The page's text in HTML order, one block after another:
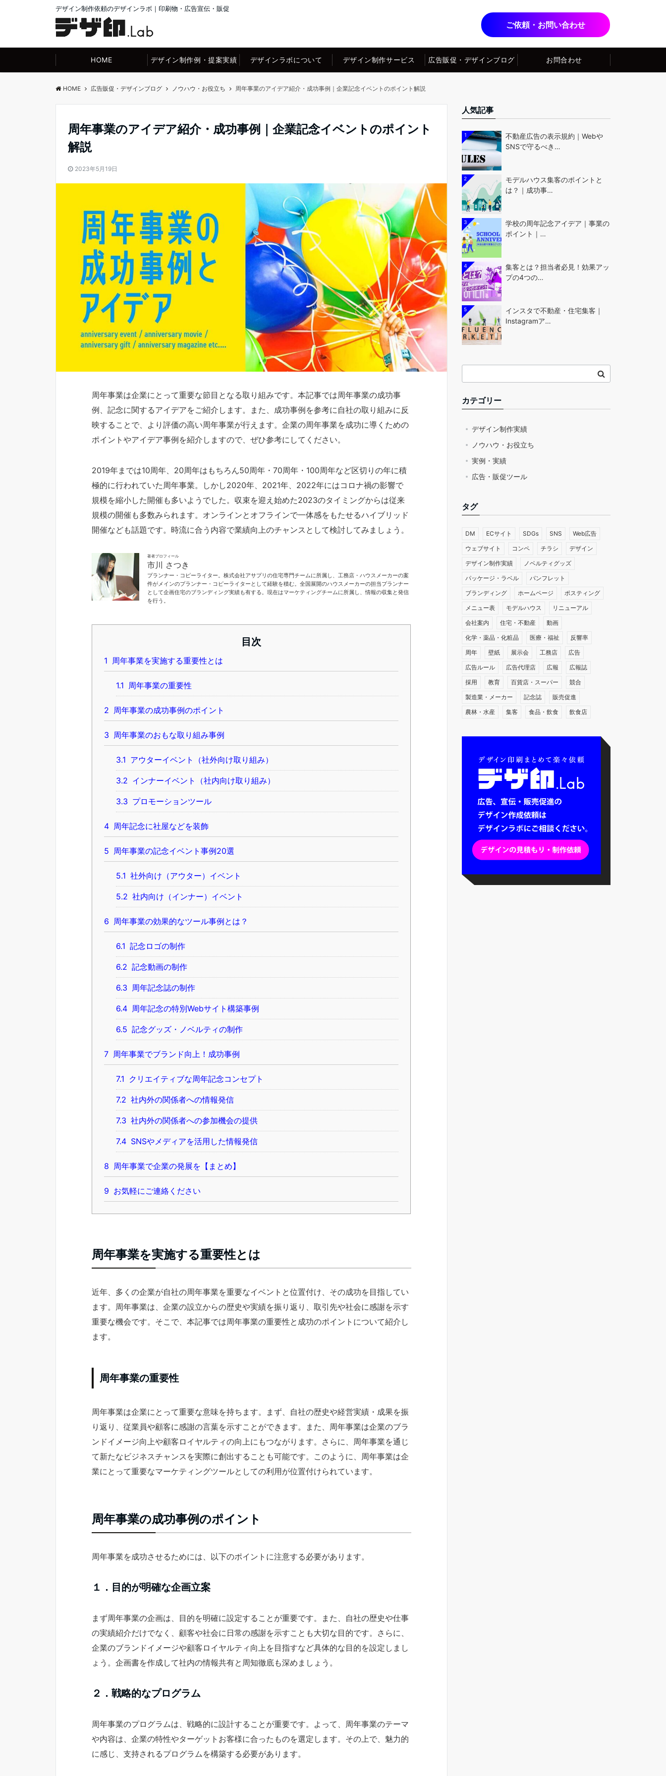
デザイン制作依頼のデザインラボ｜印刷物・広告宣伝・販促
ご依頼・お問い合わせ
HOME デザイン制作例・提案実績 デザインラボについて デザイン制作サービス 広告販促・デザインブログ お問合わせ
HOME 広告販促・デザインブログ ノウハウ・お役立ち 周年事業のアイデア紹介・成功事例｜企業記念イベントのポイント解説
周年事業のアイデア紹介・成功事例｜企業記念イベントのポイント
解説
2023年5月19日
周年事業は企業にとって重要な節目となる取り組みです。本記事では周年事業の成功事
例、記念に関するアイデアをご紹介します。また、成功事例を参考に自社の取り組みに反
映することで、より評価の高い周年事業が行えます。企業の周年事業を成功に導くための
ポイントやアイデア事例を紹介しますので、ぜひ参考にしてください。
2019年までは10周年、20周年はもちろん50周年・70周年・100周年など区切りの年に積
極的に行われていた周年事業。しかし2020年、2021年、2022年にはコロナ禍の影響で
規模を縮小した開催も多いようでした。収束を迎え始めた2023のタイミングからは従来
規模の開催も多数みられます。オンラインとオフラインで一体感をもたせるハイブリッド
開催なども話題です。時流に合う内容で業績向上のチャンスとして検討してみましょう。
著者プロフィール
市川 さつき
プランナー・コピーライター。株式会社アサプリの住宅専門チームに所属し、工務店・ハウスメーカーの案
件がメインのプランナー・コピーライターとして経験を積む。全国展開のハウスメーカーの担当プランナー
として企画住宅のブランディング実績も有する。現在はマーケティングチームに所属し、情報の収集と発信
を行う。
目次
1 周年事業を実施する重要性とは
1.1 周年事業の重要性
2 周年事業の成功事例のポイント
3 周年事業のおもな取り組み事例
3.1 アウターイベント（社外向け取り組み）
3.2 インナーイベント（社内向け取り組み）
3.3 プロモーションツール
4 周年記念に社屋などを装飾
5 周年事業の記念イベント事例20選
5.1 社外向け（アウター）イベント
5.2 社内向け（インナー）イベント
6 周年事業の効果的なツール事例とは？
6.1 記念ロゴの制作
6.2 記念動画の制作
6.3 周年記念誌の制作
6.4 周年記念の特別Webサイト構築事例
6.5 記念グッズ・ノベルティの制作
7 周年事業でブランド向上！成功事例
7.1 クリエイティブな周年記念コンセプト
7.2 社内外の関係者への情報発信
7.3 社内外の関係者への参加機会の提供
7.4 SNSやメディアを活用した情報発信
8 周年事業で企業の発展を【まとめ】
9 お気軽にご連絡ください
周年事業を実施する重要性とは
近年、多くの企業が自社の周年事業を重要なイベントと位置付け、その成功を目指してい
ます。周年事業は、企業の設立からの歴史や実績を振り返り、取引先や社会に感謝を示す
重要な機会です。そこで、本記事では周年事業の重要性と成功のポイントについて紹介し
ます。
周年事業の重要性
周年事業は企業にとって重要な意味を持ちます。まず、自社の歴史や経営実績・成果を振
り返り、従業員や顧客に感謝の言葉を示すことができます。また、周年事業は企業のブラ
ンドイメージ向上や顧客ロイヤルティの向上にもつながります。さらに、周年事業を通じ
て新たなビジネスチャンスを実際に創出することも可能です。このように、周年事業は企
業にとって重要なマーケティングツールとしての利用が位置付けられています。
周年事業の成功事例のポイント
周年事業を成功させるためには、以下のポイントに注意する必要があります。
１．目的が明確な企画立案
まず周年事業の企画は、目的を明確に設定することが重要です。また、自社の歴史や仕事
の実績紹介だけでなく、顧客や社会に日常の感謝を示すことも大切な目的です。さらに、
企業のブランドイメージや顧客ロイヤルティ向上を目指すなど具体的な目的を設定しまし
ょう。企画書を作成して社内の情報共有と周知徹底も深めましょう。
２．戦略的なプログラム
周年事業のプログラムは、戦略的に設計することが重要です。よって、周年事業のテーマ
や内容は、企業の特性やターゲットお客様に合ったものを選定します。その上で、魅力的
に感じ、支持されるプログラムを構築する必要があります。
人気記事
1
不動産広告の表示規約｜Webや
SNSで守るべき…
2
モデルハウス集客のポイントと
は？｜成功事…
3
学校の周年記念アイデア｜事業の
ポイント｜…
4
集客とは？担当者必見！効果アッ
プの4つの…
5
インスタで不動産・住宅集客｜
Instagramア…
カテゴリー
デザイン制作実績
ノウハウ・お役立ち
実例・実績
広告・販促ツール
タグ
DM ECサイト SDGs SNS
Web広告
ウェブサイト
コンペ チラシ
デザイン
デザイン制作実績
ノベルティグッズ
パッケージ・ラベル
パンフレット
ブランディング
ホームページ
ポスティング
メニュー表
モデルハウス
リニューアル
会社案内
住宅・不動産
動画
化学・薬品・化粧品
医療・福祉
反響率
周年
壁紙 展示会 工務店
広告
広告ルール
広告代理店 広報
広報誌
採用
教育 百貨店・スーパー
競合
製造業・メーカー
記念誌
販売促進
農林・水産
集客 食品・飲食 飲食店